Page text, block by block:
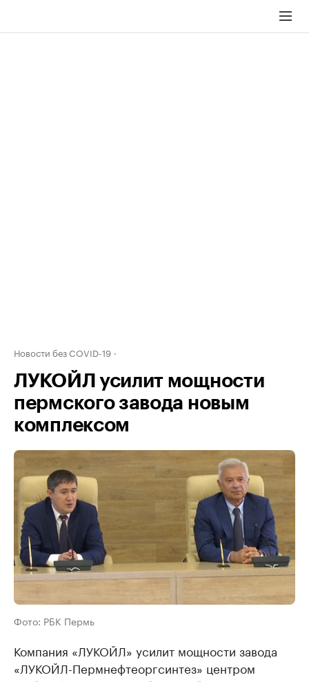
Новости без COVID-19
ЛУКОЙЛ усилит мощности
пермского завода новым
комплексом
Фото: РБК Пермь
Компания «ЛУКОЙЛ» усилит мощности завода
«ЛУКОЙЛ-Пермнефтеоргсинтез» центром